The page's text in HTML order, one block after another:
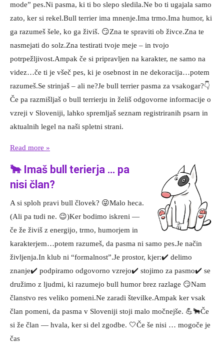
mode” pes.Ni pasma, ki ti bo slepo sledila.Ne bo ti ugajala samo
zato, ker si rekel.Bull terrier ima mnenje.Ima trmo.Ima humor, ki
ga razumeš šele, ko ga živiš. 😏Zna te spraviti ob živce.Zna te
nasmejati do solz.Zna testirati tvoje meje – in tvojo
potrpežljivost.Ampak če si pripravljen na karakter, ne samo na
videz…če ti je všeč pes, ki je osebnost in ne dekoracija…potem
razumeš.Se strinjaš – ali ne?Je bull terrier pasma za vsakogar?👇
Če pa razmišljaš o bull terrierju in želiš odgovorne informacije o
vzreji v Sloveniji, lahko spremljaš seznam registriranih psarn in
aktualnih legel na naši spletni strani.
Read more »
🐂 Imaš bull terierja … pa
nisi član?
A si sploh pravi bull človek? 😜Malo heca.
(Ali pa tudi ne. 😉)Ker bodimo iskreni —
če že živiš z energijo, trmo, humorjem in
karakterjem…potem razumeš, da pasma ni samo pes.Je način
življenja.In klub ni “formalnost”.Je prostor, kjer:✔️ delimo
znanje✔️ podpiramo odgovorno vzrejo✔️ stojimo za pasmo✔️ se
družimo z ljudmi, ki razumejo bull humor brez razlage 😏Nam
članstvo res veliko pomeni.Ne zaradi številke.Ampak ker vsak
član pomeni, da pasma v Sloveniji stoji malo močnejše. 💪🐂Če
si že član — hvala, ker si del zgodbe. 🤍Če še nisi … mogoče je
čas